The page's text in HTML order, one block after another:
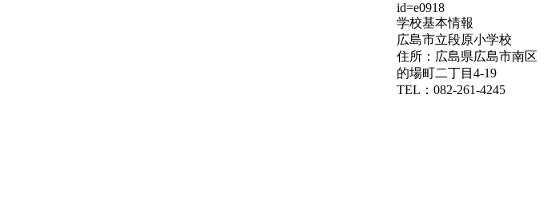
学校基本情報
広島市立段原小学校
住所：広島県広島市南区
的場町二丁目4-19
TEL：082-261-4245